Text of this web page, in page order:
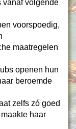
vanaf volgende
voorspoedig,
maatregelen
openen hun
beroemde
zelfs zó goed
haar